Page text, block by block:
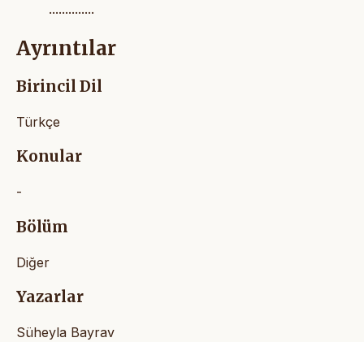
..............
Ayrıntılar
Birincil Dil
Türkçe
Konular
-
Bölüm
Diğer
Yazarlar
Süheyla Bayrav